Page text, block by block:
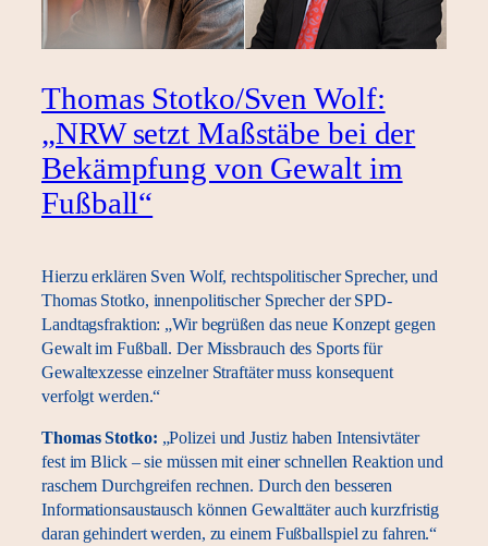
Thomas Stotko/Sven Wolf:
„NRW setzt Maßstäbe bei der
Bekämpfung von Gewalt im
Fußball“
Hierzu erklären Sven Wolf, rechtspolitischer Sprecher, und
Thomas Stotko, innenpolitischer Sprecher der SPD-
Landtagsfraktion: „Wir begrüßen das neue Konzept gegen
Gewalt im Fußball. Der Missbrauch des Sports für
Gewaltexzesse einzelner Straftäter muss konsequent
verfolgt werden.“
Thomas Stotko: „Polizei und Justiz haben Intensivtäter
fest im Blick – sie müssen mit einer schnellen Reaktion und
raschem Durchgreifen rechnen. Durch den besseren
Informationsaustausch können Gewalttäter auch kurzfristig
daran gehindert werden, zu einem Fußballspiel zu fahren.“